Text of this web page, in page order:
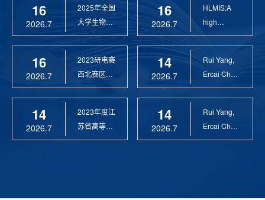
16
2026.7
2025年全国
大学生物联
网设计竞赛
16
2026.7
2023研电赛
西北赛区优
秀指导教师
14
2026.7
2023年度江
苏省高等学
校科学技术
16
2026.7
HLMIS:A
high
Resolution
14
2026.7
Rui Yang,
Ercai Chen
and
14
2026.7
Rui Yang,
Ercai Chen
and